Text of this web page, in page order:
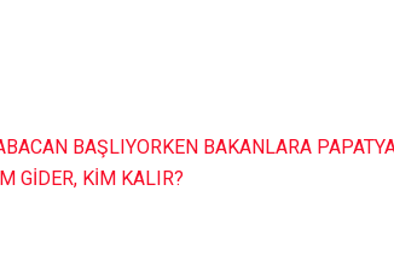
BAŞLIYORKEN BAKANLARA
GİDER, KİM KALIR?